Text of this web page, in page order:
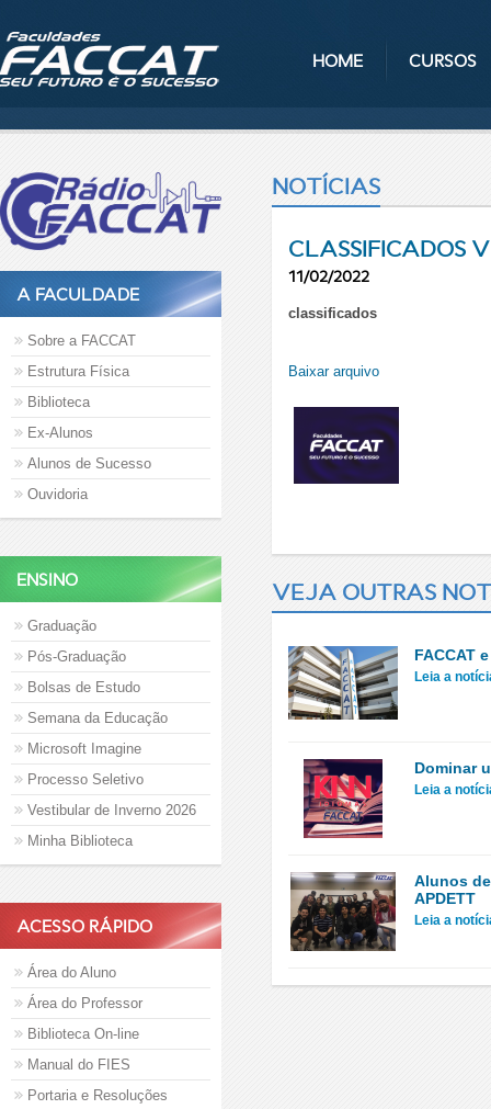
HOME CURSOS
A FACULDADE
Sobre a FACCAT
Estrutura Física
Biblioteca
Ex-Alunos
Alunos de Sucesso
Ouvidoria
ENSINO
Graduação
Pós-Graduação
Bolsas de Estudo
Semana da Educação
Microsoft Imagine
Processo Seletivo
Vestibular de Inverno 2026
Minha Biblioteca
ACESSO RÁPIDO
Área do Aluno
Área do Professor
Biblioteca On-line
Manual do FIES
Portaria e Resoluções
NOTÍCIAS
CLASSIFICADOS
11/02/2022
classificados
Baixar arquivo
VEJA OUTRAS
FACCAT
Leia a
Dominar
Leia a
Alunos
APDETT
Leia a